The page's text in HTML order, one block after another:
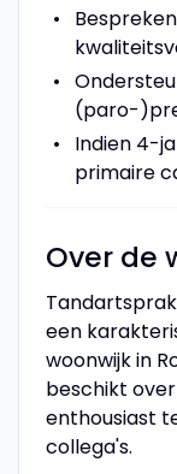
(paro-
Indien 4-
primaire
Over de
een
woonwijk in
beschikt
enthousiast
collega's.